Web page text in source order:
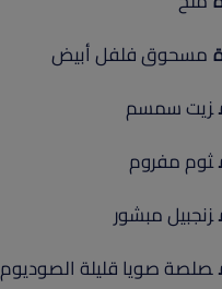
مسحوق فلفل أبيض
زيت سمسم
ثوم مفروم
زنجبيل مبشور
صلصة صويا قليلة الصوديوم